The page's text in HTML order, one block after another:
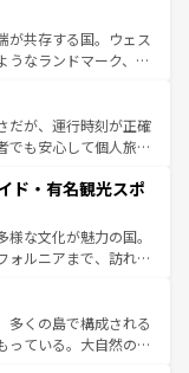
しみ方が可能だ。さ
れており、どの街角に
パリ以外の個性あふ
きることがない。ベ
のアルプスの絶景、そ
た風景は必見。ビール
お、新着の
してほしい。
が共存する国。ウェス
うなランドマーク、歴
優雅なアフタヌーン
英国パブ、サッカー観
も豊富。イギリスを旅
だが、運行時刻が正確
でも安心して個人旅行
らではのユニークな
く町歩きも満喫する
物価も高いが、旅行
あり、うまく活用すれ
ド・有名観光スポ
な文化が魅力の国。
ォルニアまで、訪れる
ング、エンターテイ
トだ。一方、アメリカ
キャニオンやイエロー
多くの島で構成される
っている。大自然の神